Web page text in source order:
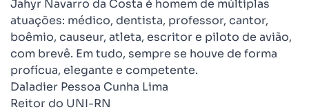
Jahyr Navarro da Costa é homem de múltiplas
atuações: médico, dentista, professor, cantor,
boêmio, causeur, atleta, escritor e piloto de avião,
com brevê. Em tudo, sempre se houve de forma
profícua, elegante e competente.
Daladier Pessoa Cunha Lima
Reitor do UNI-RN